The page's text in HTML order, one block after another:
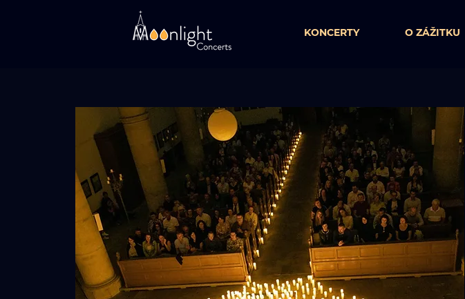
KONCERTY O ZÁŽITKU